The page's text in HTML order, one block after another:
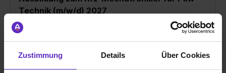
Zustimmung Details Über Cookies
Technik (m/w/d) 2027
bei HIL Heeresinstandsetzungslogistik GmbH
03253 Doberlug-Kirchhain
01.09.2026